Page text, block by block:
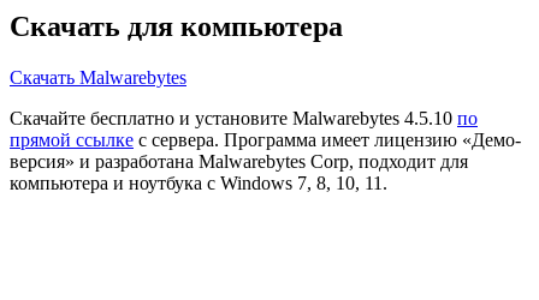
Скачать для компьютера
Скачать Malwarebytes
Скачайте бесплатно и установите Malwarebytes 4.5.10 по
прямой ссылке с сервера. Программа имеет лицензию «Демо-
версия» и разработана Malwarebytes Corp, подходит для
компьютера и ноутбука с Windows 7, 8, 10, 11.